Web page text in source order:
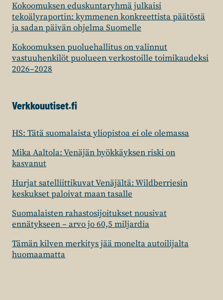
Kokoomuksen eduskuntaryhmä julkaisi
tekoälyraportin: kymmenen konkreettista päätöstä
ja sadan päivän ohjelma Suomelle
Kokoomuksen puoluehallitus on valinnut
vastuuhenkilöt puolueen verkostoille toimikaudeksi
2026–2028
Verkkouutiset.fi
HS: Tätä suomalaista yliopistoa ei ole olemassa
Mika Aaltola: Venäjän hyökkäyksen riski on
kasvanut
Hurjat satelliittikuvat Venäjältä: Wildberriesin
keskukset paloivat maan tasalle
Suomalaisten rahastosijoitukset nousivat
ennätykseen – arvo jo 60,5 miljardia
Tämän kilven merkitys jää monelta autoilijalta
huomaamatta